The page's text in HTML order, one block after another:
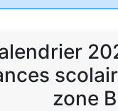
zone B